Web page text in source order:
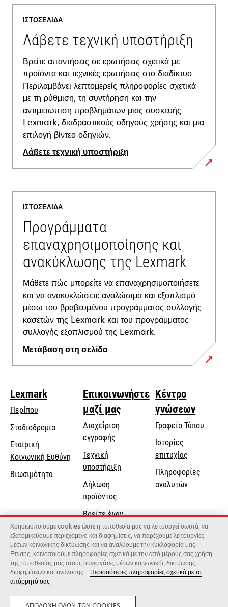
ΙΣΤΟΣΕΛΊΔΑ
Λάβετε τεχνική υποστήριξη
Βρείτε απαντήσεις σε ερωτήσεις σχετικά με
προϊόντα και τεχνικές ερωτήσεις στο διαδίκτυο.
Περιλαμβάνει λεπτομερείς πληροφορίες σχετικά
με τη ρύθμιση, τη συντήρηση και την
αντιμετώπιση προβλημάτων μιας συσκευής
Lexmark, διαδραστικούς οδηγούς χρήσης και μια
επιλογή βίντεο οδηγιών.
Λάβετε τεχνική υποστήριξη
opens
in
new
tab
ΙΣΤΟΣΕΛΊΔΑ
Προγράμματα
επαναχρησιμοποίησης και
ανακύκλωσης της Lexmark
Μάθετε πώς μπορείτε να επαναχρησιμοποιήσετε
και να ανακυκλώσετε αναλώσιμα και εξοπλισμό
μέσω του βραβευμένου προγράμματος συλλογής
κασετών της Lexmark και του προγράμματος
συλλογής εξοπλισμού της Lexmark.
Μετάβαση στη σελίδα
Lexmark
Περίπου
Σταδιοδρομία
Εταιρική
Κοινωνική Ευθύνη opens
new
Βιωσιμότητα
Επικοινωνήστε
μαζί μας
Διαχείριση
εγγραφής
Τεχνική
υποστήριξηopens
tab
Δήλωση
προϊόντος
Βρείτε έναν
αντιπρόσωπο
Κατάλογος
χονδρεμπόρων
Κέντρο
γνώσεων
Γραφείο Τύπου
Ιστορίες
επιτυχίας
Πληροφορίες
αναλυτών
Lexmark International, Inc., μια εταιρεία της Xerox
©2026 Με την επιφύλαξη παντός δικαιώματος.
Νομικός Μυστικότητα
Χρησιμοποιούμε cookies ώστε η τοποθεσία μας να λειτουργεί σωστά, να
εξατομικεύουμε περιεχόμενο και διαφημίσεις, να παρέχουμε λειτουργίες
μέσων κοινωνικής δικτύωσης και να αναλύουμε την κυκλοφορία μας.
Επίσης, κοινοποιούμε πληροφορίες σχετικά με την από μέρους σας χρήση
της τοποθεσίας μας στους συνεργάτες μέσων κοινωνικής δικτύωσης,
διαφημίσεων και ανάλυσης.
Περισσότερες πληροφορίες σχετικά με το
απόρρητό σας